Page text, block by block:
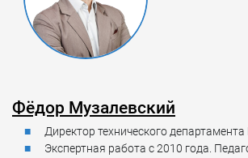
Фёдор Музалевский
Директор технического департамента
Экспертная работа с 2010 года.